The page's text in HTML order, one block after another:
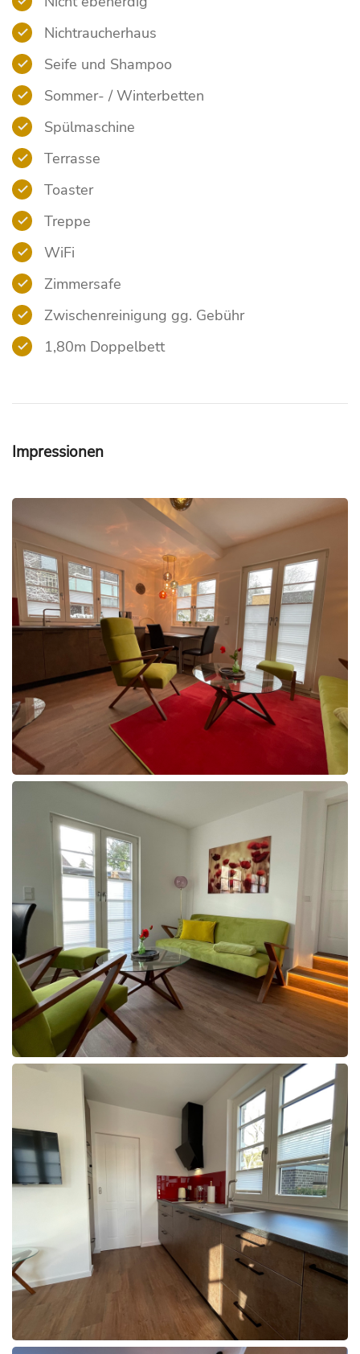
Nichtraucherhaus
Seife und Shampoo
Sommer- / Winterbetten
Spülmaschine
Terrasse
Toaster
Treppe
WiFi
Zimmersafe
Zwischenreinigung gg. Gebühr
1,80m Doppelbett
Impressionen